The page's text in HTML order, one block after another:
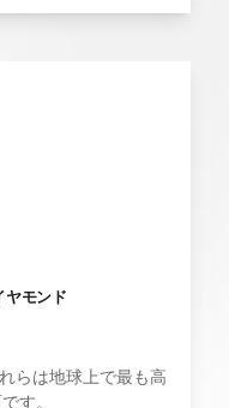
ヤモンド
らは地球上で最も高
す。